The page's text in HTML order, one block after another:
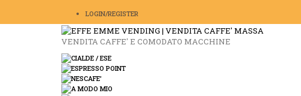
LOGIN/REGISTER
VENDITA CAFFE' E COMODATO MACCHINE